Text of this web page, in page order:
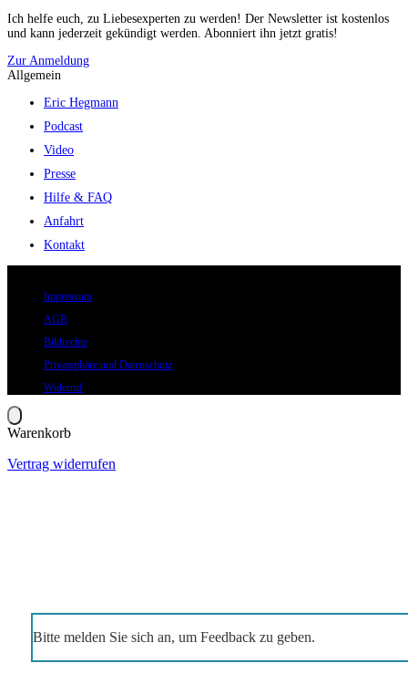
Ich helfe euch, zu Liebesexperten zu werden! Der Newsletter ist kostenlos
und kann jederzeit gekündigt werden. Abonniert ihn jetzt gratis!
Zur Anmeldung
Allgemein
Eric Hegmann
Podcast
Video
Presse
Hilfe & FAQ
Anfahrt
Kontakt
Impressum
AGB
Bildrechte
Privatsphäre und Datenschutz
Widerruf
Warenkorb
Vertrag widerrufen
Bitte melden Sie sich an, um Feedback zu geben.